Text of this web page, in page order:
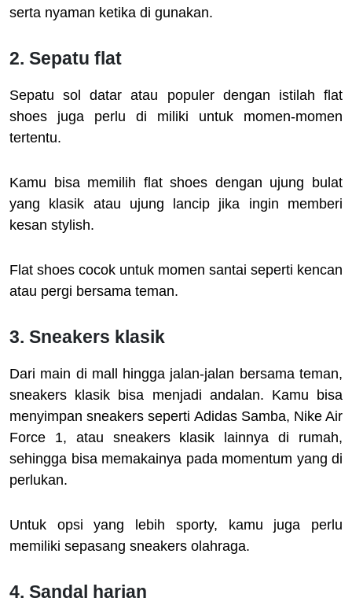
serta nyaman ketika di gunakan.
2. Sepatu flat
Sepatu sol datar atau populer dengan istilah flat
shoes juga perlu di miliki untuk momen-momen
tertentu.
Kamu bisa memilih flat shoes dengan ujung bulat
yang klasik atau ujung lancip jika ingin memberi
kesan stylish.
Flat shoes cocok untuk momen santai seperti kencan
atau pergi bersama teman.
3. Sneakers klasik
Dari main di mall hingga jalan-jalan bersama teman,
sneakers klasik bisa menjadi andalan. Kamu bisa
menyimpan sneakers seperti Adidas Samba, Nike Air
Force 1, atau sneakers klasik lainnya di rumah,
sehingga bisa memakainya pada momentum yang di
perlukan.
Untuk opsi yang lebih sporty, kamu juga perlu
memiliki sepasang sneakers olahraga.
4. Sandal harian